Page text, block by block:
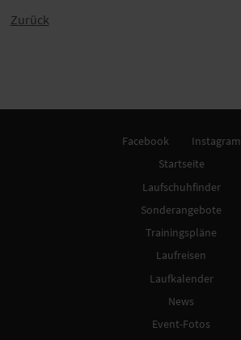
Zurück
Facebook
Instagram
Startseite
Laufschuhfinder
Sonderangebote
Trainingspläne
Laufreisen
Laufkalender
News
Event-Fotos